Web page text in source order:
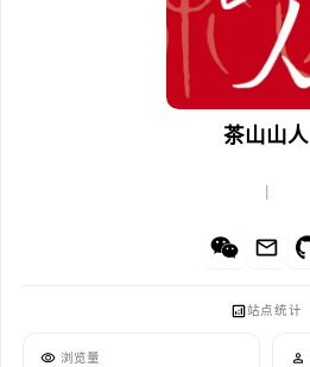
茶山山人
|
站点统计
浏览量